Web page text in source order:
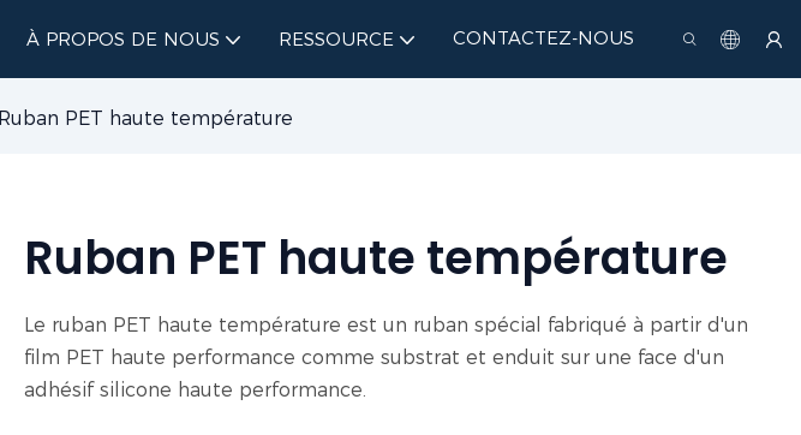
À PROPOS DE NOUS RESSOURCE CONTACTEZ-NOUS
Ruban PET haute température
Ruban PET haute température
Le ruban PET haute température est un ruban spécial fabriqué à partir d'un
film PET haute performance comme substrat et enduit sur une face d'un
adhésif silicone haute performance.